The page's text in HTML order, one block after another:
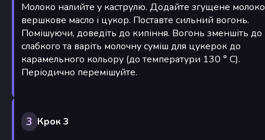
Молоко налийте у каструлю. Додайте згущене
вершкове масло і цукор. Поставте сильний вогонь.
Помішуючи, доведіть до кипіння. Вогонь зменшіть до
слабкого та варіть молочну суміш для цукерок до
карамельного кольору (до температури 130 ° C).
Періодично перемішуйте.
3 Крок 3